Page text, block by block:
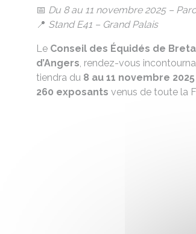
📅 Du 8 au 11 novembre 2025 –
📍 Stand E41 – Grand Palais
Le Conseil des Équidés de
d’Angers, rendez-vous
tiendra du 8 au 11 novembre 2025
260 exposants venus de toute la